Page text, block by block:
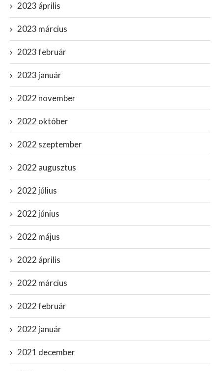
2023 április
2023 március
2023 február
2023 január
2022 november
2022 október
2022 szeptember
2022 augusztus
2022 július
2022 június
2022 május
2022 április
2022 március
2022 február
2022 január
2021 december